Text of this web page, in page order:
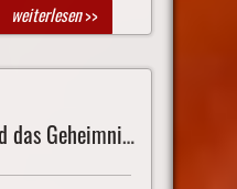
weiterlesen>>
Walter Russell und das Geheimnis des Lichtes